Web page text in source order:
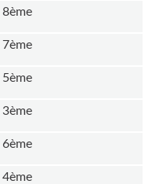
8ème
7ème
5ème
3ème
6ème
4ème